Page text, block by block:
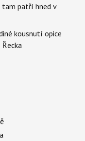
tam patří hned v
kousnutí opice